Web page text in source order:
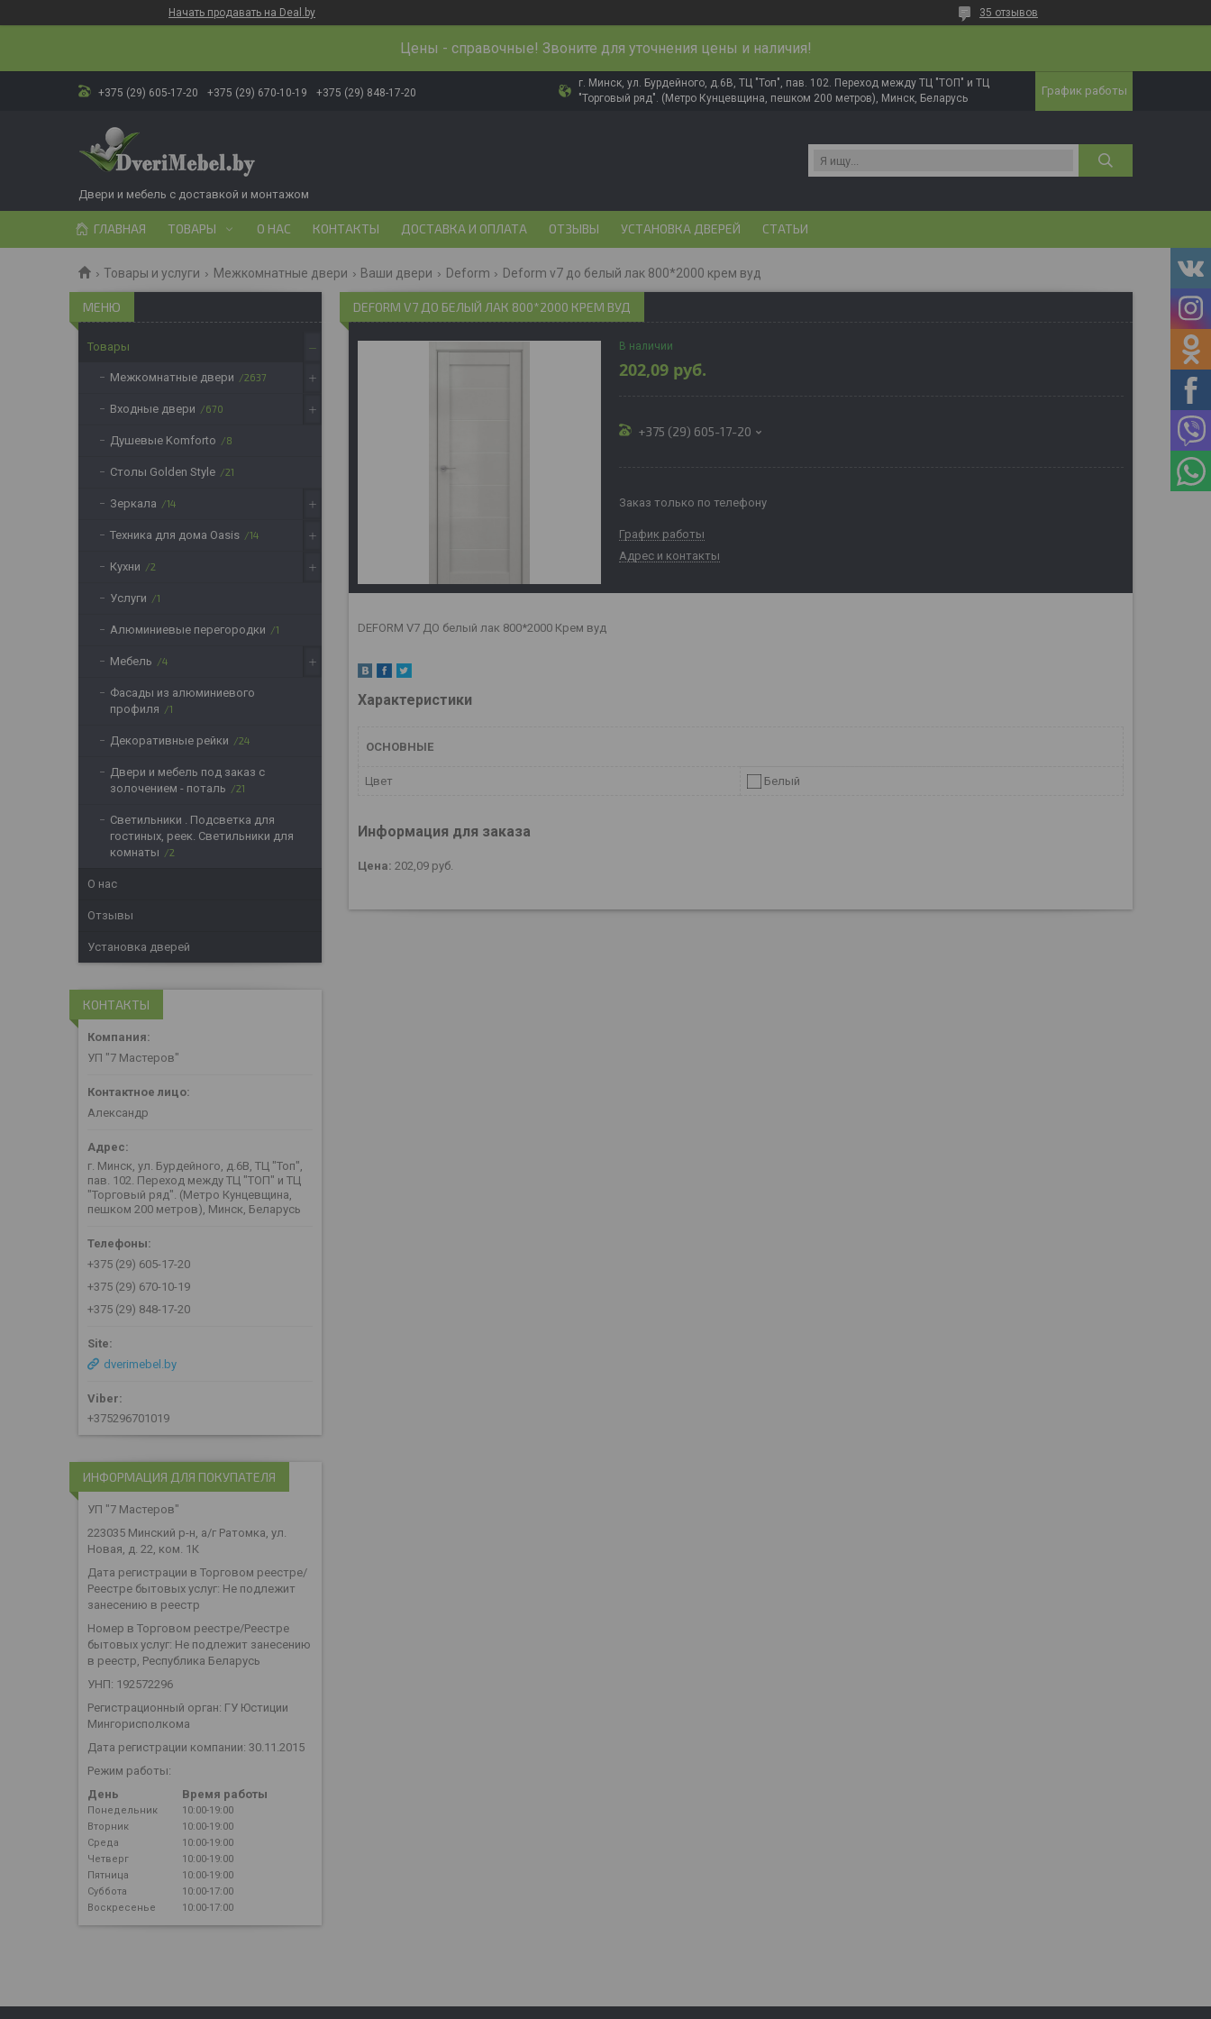
Начать продавать на Deal.by 35 отзывов
Цены - справочные! Звоните для уточнения цены и наличия!
+375 (29) 605-17-20 +375 (29) 670-10-19 +375 (29) 848-17-20
г. Минск, ул. Бурдейного, д.6В, ТЦ "Топ", пав. 102. Переход между ТЦ "ТОП" и ТЦ
"Торговый ряд". (Метро Кунцевщина, пешком 200 метров), Минск, Беларусь
График работы
Двери и мебель с доставкой и монтажом
ГЛАВНАЯ ТОВАРЫ О НАС КОНТАКТЫ ДОСТАВКА И ОПЛАТА ОТЗЫВЫ УСТАНОВКА ДВЕРЕЙ СТАТЬИ
Товары и услуги Межкомнатные двери Ваши двери Deform Deform v7 до белый лак 800*2000 крем вуд
DEFORM V7 ДО БЕЛЫЙ ЛАК 800*2000 КРЕМ ВУД
В наличии
202,09 руб.
+375 (29) 605-17-20
Заказ только по телефону
График работы
Адрес и контакты
DEFORM V7 ДО белый лак 800*2000 Крем вуд
Характеристики
ОСНОВНЫЕ
Цвет Белый
Информация для заказа
Цена: 202,09 руб.
Товары
Межкомнатные двери 2637
Входные двери 670
Душевые Komforto 8
Столы Golden Style 21
Зеркала 14
Техника для дома Oasis 14
Кухни 2
Услуги 1
Алюминиевые перегородки 1
Мебель 4
Фасады из алюминиевого
профиля
1
Декоративные рейки 24
Двери и мебель под заказ с
золочением - поталь
21
Светильники . Подсветка для
гостиных, реек. Светильники для
комнаты
2
О нас
Отзывы
Установка дверей
КОНТАКТЫ
УП "7 Мастеров"
Александр
г. Минск, ул. Бурдейного, д.6В, ТЦ "Топ",
пав. 102. Переход между ТЦ "ТОП" и ТЦ
"Торговый ряд". (Метро Кунцевщина,
пешком 200 метров), Минск, Беларусь
+375 (29) 605-17-20
+375 (29) 670-10-19
+375 (29) 848-17-20
dverimebel.by
+375296701019
ИНФОРМАЦИЯ ДЛЯ ПОКУПАТЕЛЯ
УП "7 Мастеров"
223035 Минский р-н, а/г Ратомка, ул.
Новая, д. 22, ком. 1К
Дата регистрации в Торговом реестре/
Реестре бытовых услуг: Не подлежит
занесению в реестр
Номер в Торговом реестре/Реестре
бытовых услуг: Не подлежит занесению
в реестр, Республика Беларусь
УНП: 192572296
Регистрационный орган: ГУ Юстиции
Мингорисполкома
Дата регистрации компании: 30.11.2015
Режим работы:
День
Время работы
Понедельник
10:00-19:00
Вторник
10:00-19:00
Среда
10:00-19:00
Четверг
10:00-19:00
Пятница
10:00-19:00
Суббота
10:00-17:00
Воскресенье
10:00-17:00